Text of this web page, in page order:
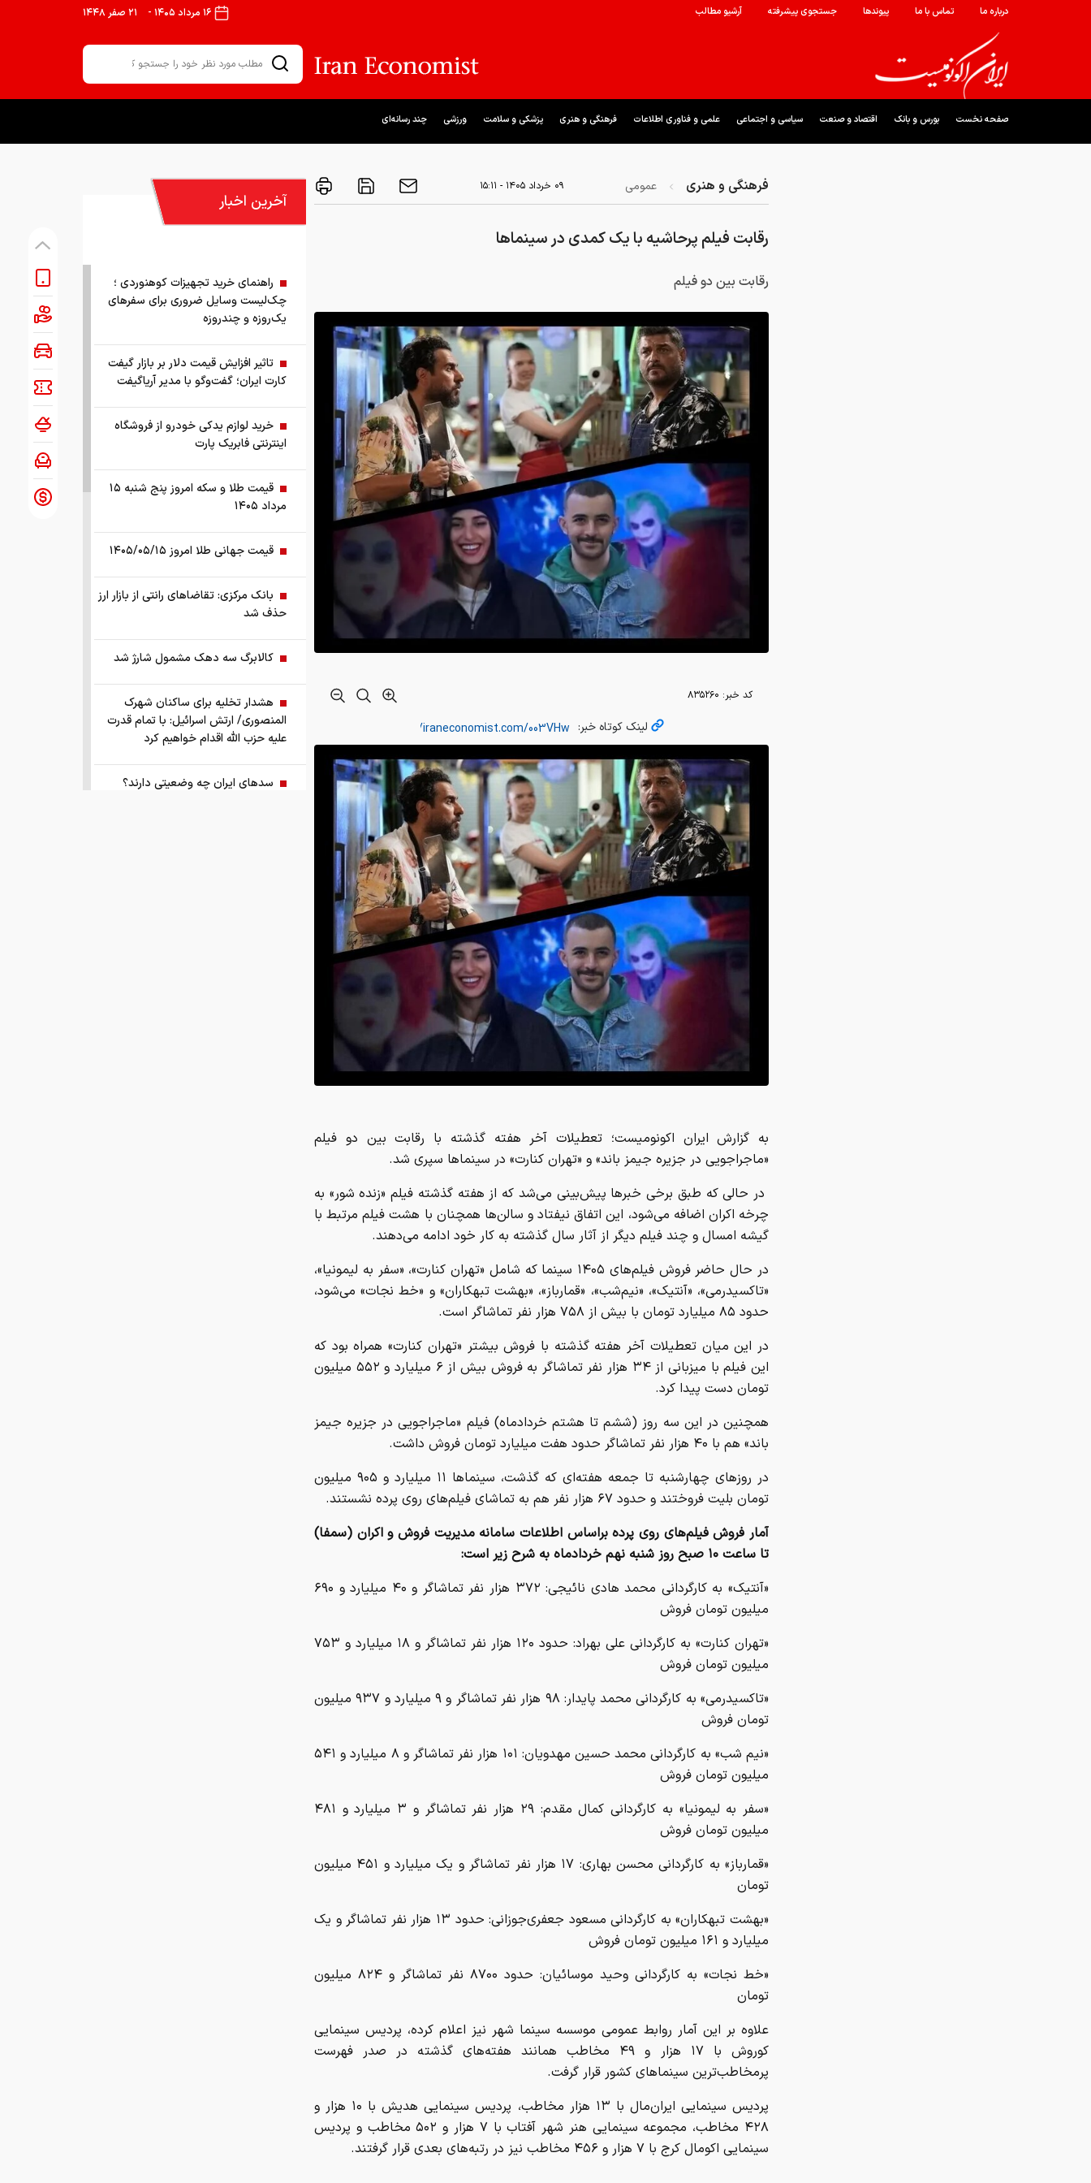
درباره ما تماس با ما پیوندها جستجوی پیشرفته آرشیو مطالب ۱۶ مرداد ۱۴۰۵ - ۲۱ صفر ۱۴۴۸
صفحه نخست بورس و بانک اقتصاد و صنعت سیاسی و اجتماعی علمی و فناوری اطلاعات فرهنگی و هنری پزشکی و سلامت ورزشی چند رسانه‌ای
فرهنگی و هنری عمومی ۰۹ خرداد ۱۴۰۵ - ۱۵:۱۱
رقابت فیلم پرحاشیه با یک کمدی در سینماها
رقابت بین دو فیلم
کد خبر: ۸۳۵۲۶۰
لینک کوتاه خبر:
به گزارش ایران اکونومیست؛ تعطیلات آخر هفته گذشته با رقابت بین دو فیلم
«ماجراجویی در جزیره جیمز باند» و «تهران کنارت» در سینماها سپری شد.
در حالی که طبق برخی خبرها پیش‌بینی می‌شد که از هفته گذشته فیلم «زنده شور» به
چرخه اکران اضافه می‌شود، این اتفاق نیفتاد و سالن‌ها همچنان با هشت فیلم مرتبط با
گیشه امسال و چند فیلم دیگر از آثار سال گذشته به کار خود ادامه می‌دهند.
در حال حاضر فروش فیلم‌های ۱۴۰۵ سینما که شامل «تهران کنارت»، «سفر به لیمونیا»،
«تاکسیدرمی»، «آنتیک»، «نیم‌شب»، «قمارباز»، «بهشت تبهکاران» و «خط نجات» می‌شود،
حدود ۸۵ میلیارد تومان با بیش از ۷۵۸ هزار نفر تماشاگر است.
در این میان تعطیلات آخر هفته گذشته با فروش بیشتر «تهران کنارت» همراه بود که
این فیلم با میزبانی از ۳۴ هزار نفر تماشاگر به فروش بیش از ۶ میلیارد و ۵۵۲ میلیون
تومان دست پیدا کرد.
همچنین در این سه روز (ششم تا هشتم خردادماه) فیلم «ماجراجویی در جزیره جیمز
باند» هم با ۴۰ هزار نفر تماشاگر حدود هفت میلیارد تومان فروش داشت.
در روزهای چهارشنبه تا جمعه هفته‌ای که گذشت، سینماها ۱۱ میلیارد و ۹۰۵ میلیون
تومان بلیت فروختند و حدود ۶۷ هزار نفر هم به تماشای فیلم‌های روی پرده نشستند.
آمار فروش فیلم‌های روی پرده براساس اطلاعات سامانه مدیریت فروش و اکران (سمفا)
تا ساعت ۱۰ صبح روز شنبه نهم خردادماه به شرح زیر است:
«آنتیک» به کارگردانی محمد هادی نائیجی: ۳۷۲ هزار نفر تماشاگر و ۴۰ میلیارد و ۶۹۰
میلیون تومان فروش
«تهران کنارت» به کارگردانی علی بهراد: حدود ۱۲۰ هزار نفر تماشاگر و ۱۸ میلیارد و ۷۵۳
میلیون تومان فروش
«تاکسیدرمی» به کارگردانی محمد پایدار: ۹۸ هزار نفر تماشاگر و ۹ میلیارد و ۹۳۷ میلیون
تومان فروش
«نیم شب» به کارگردانی محمد حسین مهدویان: ۱۰۱ هزار نفر تماشاگر و ۸ میلیارد و ۵۴۱
میلیون تومان فروش
«سفر به لیمونیا» به کارگردانی کمال مقدم: ۲۹ هزار نفر تماشاگر و ۳ میلیارد و ۴۸۱
میلیون تومان فروش
«قمارباز» به کارگردانی محسن بهاری: ۱۷ هزار نفر تماشاگر و یک میلیارد و ۴۵۱ میلیون
تومان
«بهشت تبهکاران» به کارگردانی مسعود جعفری‌جوزانی: حدود ۱۳ هزار نفر تماشاگر و یک
میلیارد و ۱۶۱ میلیون تومان فروش
«خط نجات» به کارگردانی وحید موسائیان: حدود ۸۷۰۰ نفر تماشاگر و ۸۲۴ میلیون
تومان
علاوه بر این آمار روابط عمومی موسسه سینما شهر نیز اعلام کرده، پردیس سینمایی
کوروش با ۱۷ هزار و ۴۹ مخاطب همانند هفته‌های گذشته در صدر فهرست
پرمخاطب‌ترین سینماهای کشور قرار گرفت.
پردیس سینمایی ایران‌مال با ۱۳ هزار مخاطب، پردیس سینمایی هدیش با ۱۰ هزار و
۴۲۸ مخاطب، مجموعه سینمایی هنر شهر آفتاب با ۷ هزار و ۵۰۲ مخاطب و پردیس
سینمایی اکومال کرج با ۷ هزار و ۴۵۶ مخاطب نیز در رتبه‌های بعدی قرار گرفتند.
آخرین اخبار
راهنمای خرید تجهیزات کوهنوردی ؛
چک‌لیست وسایل ضروری برای سفرهای
یک‌روزه و چندروزه
تاثیر افزایش قیمت دلار بر بازار گیفت
کارت ایران؛ گفت‌وگو با مدیر آریاگیفت
خرید لوازم یدکی خودرو از فروشگاه
اینترنتی فابریک پارت
قیمت طلا و سکه امروز پنج شنبه ۱۵
مرداد ۱۴۰۵
قیمت جهانی طلا امروز ۱۴۰۵/۰۵/۱۵
بانک مرکزی: تقاضا‌های رانتی از بازار ارز
حذف شد
کالابرگ سه دهک مشمول شارژ شد
هشدار تخلیه برای ساکنان شهرک
المنصوری/ ارتش اسرائیل: با تمام قدرت
علیه حزب الله اقدام خواهیم کرد
سد‌های ایران چه وضعیتی دارند؟